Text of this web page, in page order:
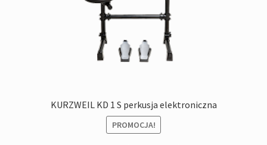
KURZWEIL KD 1 S perkusja elektroniczna
PROMOCJA!